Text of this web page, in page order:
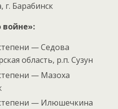
г. Барабинск
— Седова
область, р.п. Сузун
— Мазоха
— Илюшечкина